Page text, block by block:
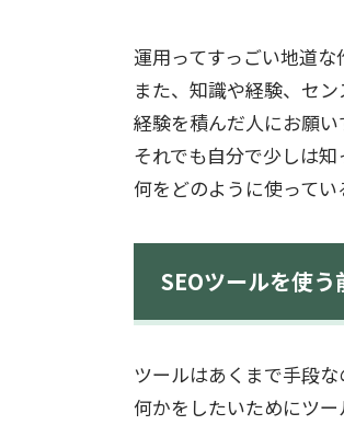
運用ってすっごい地道な
また、知識や経験、セ
経験を積んだ人にお願い
それでも自分で少しは
何をどのように使ってい
SEOツールを使
ツールはあくまで手段
何かをしたいためにツー